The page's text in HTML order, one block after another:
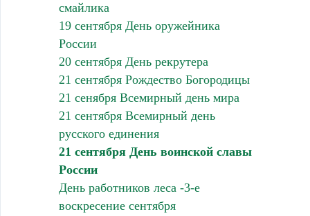
смайлика
19 сентября День оружейника
России
20 сентября День рекрутера
21 сентября Рождество Богородицы
21 сенября Всемирный день мира
21 сентября Всемирный день
русского единения
21 сентября День воинской славы
России
День работников леса -3-е
воскресение сентября